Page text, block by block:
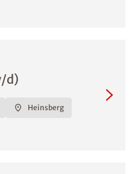
d)
Heinsberg